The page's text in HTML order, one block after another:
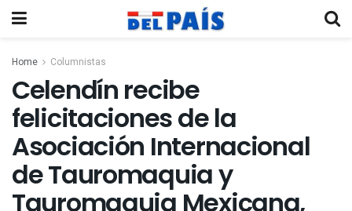
Home Columnistas
Celendín recibe
felicitaciones de la
Asociación Internacional
de Tauromaquia y
Tauromaquia Mexicana,